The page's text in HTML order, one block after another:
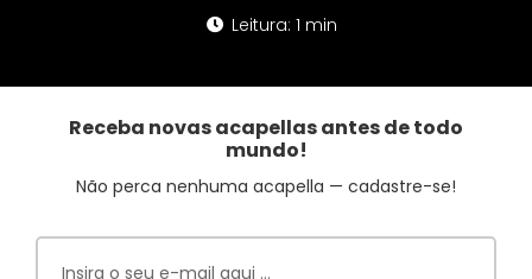
Leitura: 1 min
Receba novas acapellas antes de todo
mundo!
Não perca nenhuma acapella — cadastre-se!